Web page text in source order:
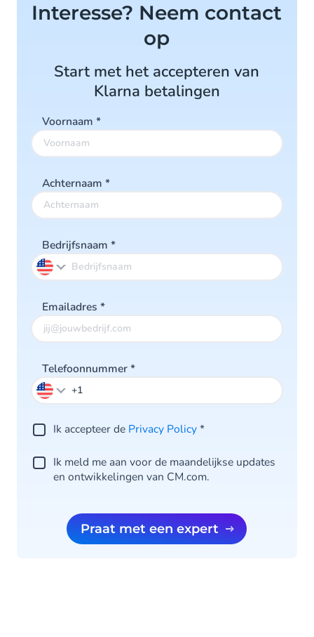
Interesse? Neem contact
op
Start met het accepteren van
Klarna betalingen
Voornaam *
Achternaam *
Bedrijfsnaam *
Emailadres *
Telefoonnummer*
Ik accepteer de Privacy Policy*
Ik meld me aan voor de maandelijkse updates
en ontwikkelingen van CM.com.
Praat met een expert